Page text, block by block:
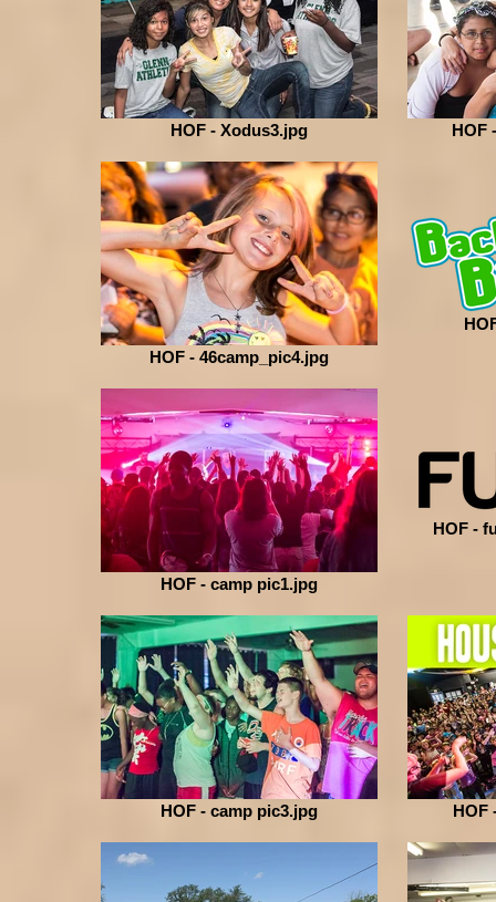
HOF - Xodus3.jpg HOF
HOF - 46camp_pic4.jpg
HOF - camp pic1.jpg
HOF -
HOF - camp pic3.jpg HOF